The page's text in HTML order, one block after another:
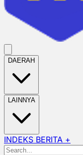
DAERAH
LAINNYA
INDEKS BERITA +